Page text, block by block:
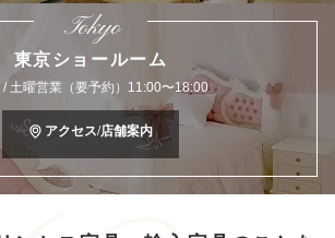
Tokyo
東京ショールーム
/ 土曜営業（要予約）11:00〜18:00
アクセス/店舗案内